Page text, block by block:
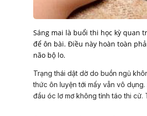
Sáng mai là buổi thi học kỳ quan
để ôn bài. Điều này hoàn toàn
não bộ lo.
Trạng thái dật dờ do buồn ngủ
thức ôn luyện tới mấy vẫn vô
đầu óc lơ mơ không tỉnh táo thi